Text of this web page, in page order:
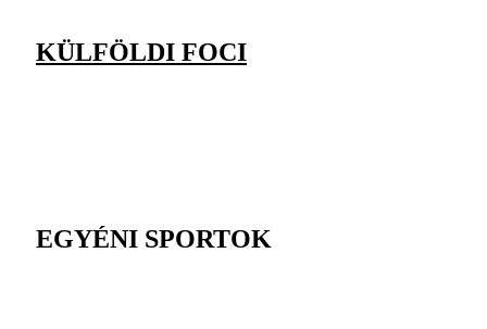
KÜLFÖLDI FOCI
EGYÉNI SPORTOK